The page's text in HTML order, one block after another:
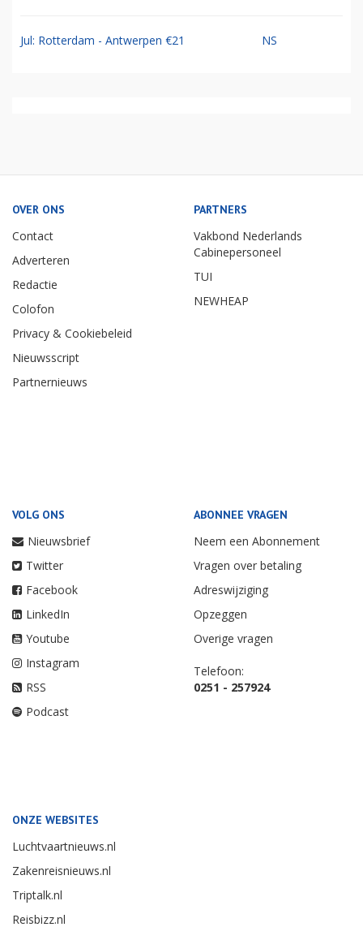
Jul: Rotterdam - Antwerpen €21 NS
OVER ONS
Contact
Adverteren
Redactie
Colofon
Privacy & Cookiebeleid
Nieuwsscript
Partnernieuws
PARTNERS
Vakbond Nederlands
Cabinepersoneel
TUI
NEWHEAP
VOLG ONS
Nieuwsbrief
Twitter
Facebook
LinkedIn
Youtube
Instagram
RSS
Podcast
ABONNEE VRAGEN
Neem een Abonnement
Vragen over betaling
Adreswijziging
Opzeggen
Overige vragen
Telefoon:
0251 - 257924
ONZE WEBSITES
Luchtvaartnieuws.nl
Zakenreisnieuws.nl
Triptalk.nl
Reisbizz.nl